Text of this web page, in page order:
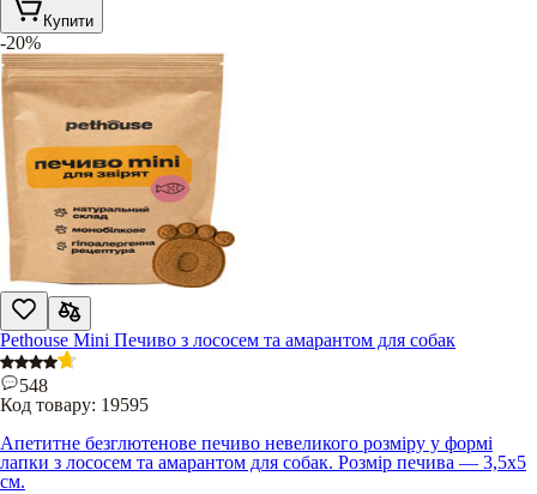
Купити
-20%
Pethouse Mini Печиво з лососем та амарантом для собак
548
Код товару: 19595
Апетитне безглютенове печиво невеликого розміру у формі
лапки з лососем та амарантом для собак. Розмір печива — 3,5х5
см.